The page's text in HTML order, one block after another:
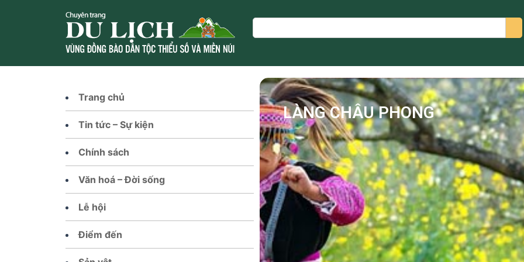
Search
Trang chủ
Tin tức – Sự kiện
Chính sách
Văn hoá – Đời sống
Lễ hội
Điểm đến
LÀNG CHÂU PHONG